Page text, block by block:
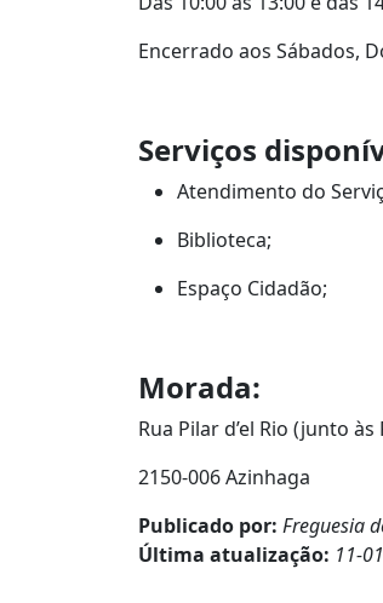
Encerrado aos Sábados,
Serviços
Atendimento do
Biblioteca;
Espaço Cidadão;
Morada:
Rua Pilar d’el Rio (junto
2150-006 Azinhaga
Publicado por: Freguesia
Última atualização: 11-